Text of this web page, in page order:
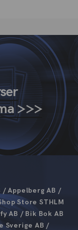
>>>
/ Appelberg AB /
Store STHLM
AB / Bik Bok AB
Sverige AB /